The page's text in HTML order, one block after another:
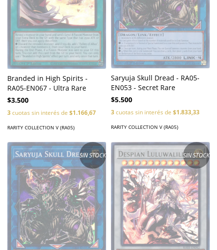
Branded in High Spirits -
RA05-EN067 - Ultra Rare
$3.500
3cuotas sin interés de $1.166,67
RARITY COLLECTION V (RA05)
Saryuja Skull Dread - RA05-
EN053 - Secret Rare
$5.500
3cuotas sin interés de $1.833,33
RARITY COLLECTION V (RA05)
SIN STOCK SIN STOCK